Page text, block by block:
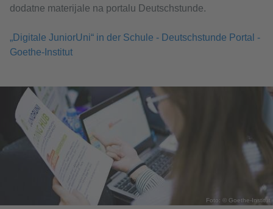
dodatne materijale na portalu Deutschstunde.
„Digitale JuniorUni“ in der Schule - Deutschstunde Portal -
Goethe-Institut
Foto: © Goethe-Institut